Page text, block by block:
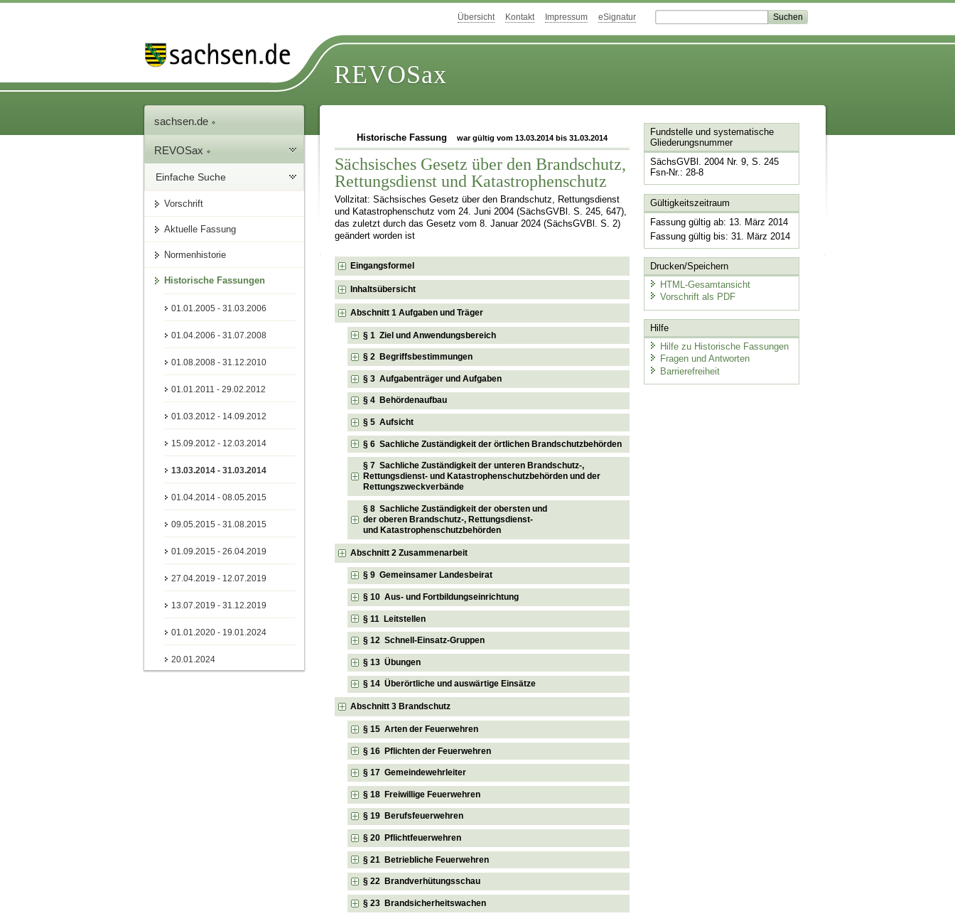
Übersicht Kontakt Impressum eSignatur
REVOSax
sachsen.de
REVOSax
Einfache Suche
Vorschrift
Aktuelle Fassung
Normenhistorie
Historische Fassungen
01.01.2005 - 31.03.2006
01.04.2006 - 31.07.2008
01.08.2008 - 31.12.2010
01.01.2011 - 29.02.2012
01.03.2012 - 14.09.2012
15.09.2012 - 12.03.2014
13.03.2014 - 31.03.2014
01.04.2014 - 08.05.2015
09.05.2015 - 31.08.2015
01.09.2015 - 26.04.2019
27.04.2019 - 12.07.2019
13.07.2019 - 31.12.2019
01.01.2020 - 19.01.2024
20.01.2024
Historische Fassung war gültig vom 13.03.2014 bis 31.03.2014
Sächsisches Gesetz über den Brandschutz,
Rettungsdienst und Katastrophenschutz
Vollzitat: Sächsisches Gesetz über den Brandschutz, Rettungsdienst
und Katastrophenschutz vom 24. Juni 2004 (SächsGVBl. S. 245, 647),
das zuletzt durch das Gesetz vom 8. Januar 2024 (SächsGVBl. S. 2)
geändert worden ist
Eingangsformel
Inhaltsübersicht
Abschnitt 1 Aufgaben und Träger
§ 1 Ziel und Anwendungsbereich
§ 2 Begriffsbestimmungen
§ 3 Aufgabenträger und Aufgaben
§ 4 Behördenaufbau
§ 5 Aufsicht
§ 6 Sachliche Zuständigkeit der örtlichen Brandschutzbehörden
§ 7 Sachliche Zuständigkeit der unteren Brandschutz-,
Rettungsdienst- und Katastrophenschutzbehörden und der
Rettungszweckverbände
§ 8 Sachliche Zuständigkeit der obersten und
der oberen Brandschutz-, Rettungsdienst-
und Katastrophenschutzbehörden
Abschnitt 2 Zusammenarbeit
§ 9 Gemeinsamer Landesbeirat
§ 10 Aus- und Fortbildungseinrichtung
§ 11 Leitstellen
§ 12 Schnell-Einsatz-Gruppen
§ 13 Übungen
§ 14 Überörtliche und auswärtige Einsätze
Abschnitt 3 Brandschutz
§ 15 Arten der Feuerwehren
§ 16 Pflichten der Feuerwehren
§ 17 Gemeindewehrleiter
§ 18 Freiwillige Feuerwehren
§ 19 Berufsfeuerwehren
§ 20 Pflichtfeuerwehren
§ 21 Betriebliche Feuerwehren
§ 22 Brandverhütungsschau
§ 23 Brandsicherheitswachen
Fundstelle und systematische
Gliederungsnummer
SächsGVBl. 2004 Nr. 9, S. 245
Fsn-Nr.: 28-8
Gültigkeitszeitraum
Fassung gültig ab: 13. März 2014
Fassung gültig bis: 31. März 2014
Drucken/Speichern
HTML-Gesamtansicht
Vorschrift als PDF
Hilfe
Hilfe zu Historische Fassungen
Fragen und Antworten
Barrierefreiheit